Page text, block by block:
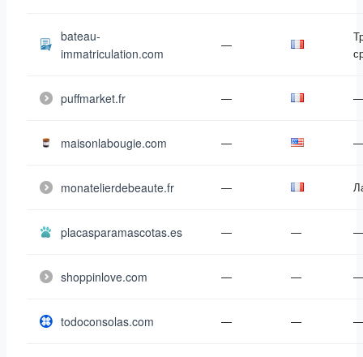
bateau-
immatriculation.com
—
puffmarket.fr — —
maisonlabougie.com — —
monatelierdebeaute.fr —
placasparamascotas.es — — —
shoppinlove.com — — —
todoconsolas.com — — —